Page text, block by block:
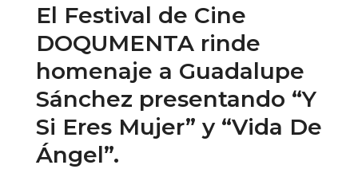
El Festival de Cine
DOQUMENTA rinde
homenaje a Guadalupe
Sánchez presentando “Y
Si Eres Mujer” y “Vida De
Ángel”.